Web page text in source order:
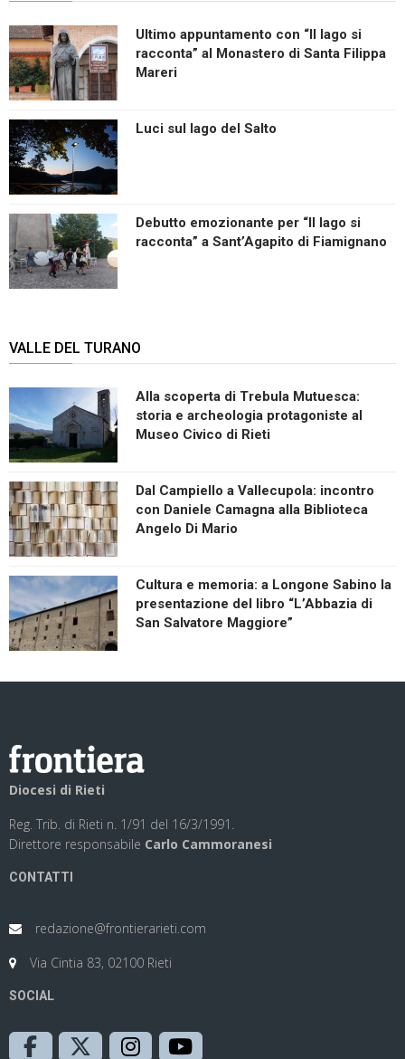
Ultimo appuntamento con “Il lago si
racconta” al Monastero di Santa Filippa
Mareri
Luci sul lago del Salto
Debutto emozionante per “Il lago si
racconta” a Sant’Agapito di Fiamignano
VALLE DEL TURANO
Alla scoperta di Trebula Mutuesca:
storia e archeologia protagoniste al
Museo Civico di Rieti
Dal Campiello a Vallecupola: incontro
con Daniele Camagna alla Biblioteca
Angelo Di Mario
Cultura e memoria: a Longone Sabino la
presentazione del libro “L’Abbazia di
San Salvatore Maggiore”
Diocesi di Rieti
Reg. Trib. di Rieti n. 1/91 del 16/3/1991.
Direttore responsabile Carlo Cammoranesi
CONTATTI
redazione@frontierarieti.com
Via Cintia 83, 02100 Rieti
SOCIAL